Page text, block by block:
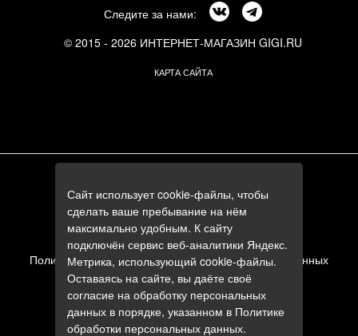
Следите за нами:
© 2015 - 2026 ИНТЕРНЕТ-МАГАЗИН GIGI.RU
КАРТА САЙТА
+7 (495) 644-84-05
+7 (985) 644-84-05
e-mail:
zakaz@gigi.ru
Политика в отношении обработки персональных данных
Пользовательское соглашение
Сайт использует cookie-файлы, чтобы
сделать ваше пребывание на нём
максимально удобным. К сайту
подключён сервис веб-аналитики Яндекс.
Метрика, использующий cookie-файлы.
Оставаясь на сайте, вы даёте своё
согласие на обработку персональных
данных в порядке, указанном в Политике
обработки персональных данных.